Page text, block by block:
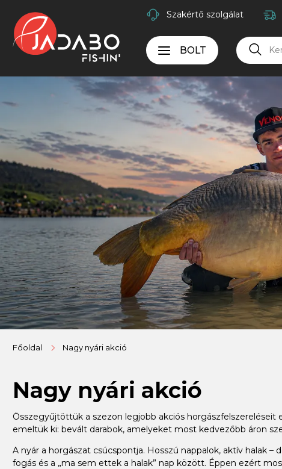
Szakértő szolgálat
BOLT
Főoldal Nagy nyári akció
Nagy nyári akció
Összegyűjtöttük a szezon legjobb akciós
emeltük ki: bevált darabok, amelyeket most kedvezőbb áron
A nyár a horgászat csúcspontja. Hosszú nappalok, aktív halak
fogás és a „ma sem ettek a halak” nap között. Éppen ezért